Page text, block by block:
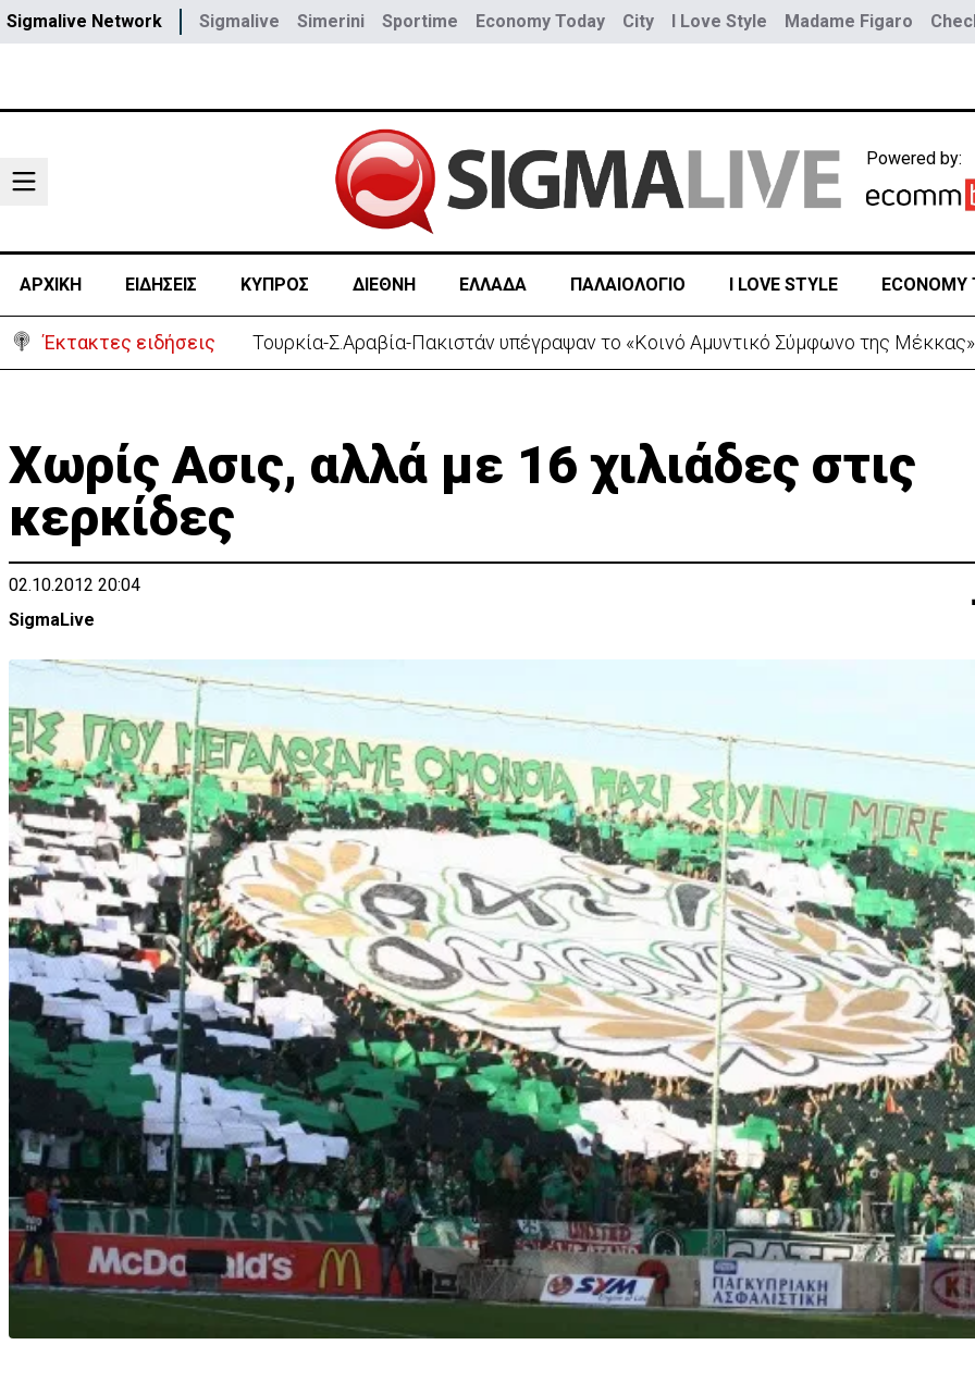
Sigmalive Network Sigmalive Simerini Sportime Economy Today City I Love Style Madame Figaro
Powered by:
ΑΡΧΙΚΗ ΕΙΔΗΣΕΙΣ ΚΥΠΡΟΣ ΔΙΕΘΝΗ ΕΛΛΑΔΑ ΠΑΛΑΙΟΛΟΓΙΟ I LOVE STYLE ECONOMY
Έκτακτες ειδήσεις Έκλεισαν για λίγα λεπτά το οδόφραγμα Ζώδειας-Αστρομερίτη οι μοτοσικλετιστές
Χωρίς Ασις, αλλά με 16 χιλιάδες στις
κερκίδες
02.10.2012 20:04
SigmaLive